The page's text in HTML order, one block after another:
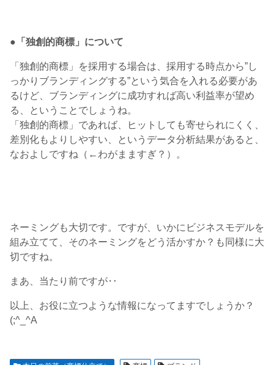
●「独創的商標」について
「独創的商標」を採用する場合は、採用する時点から”し
っかりブランディングする”という気合を入れる必要があ
るけど、ブランディングに成功すれば高い利益率が望め
る、ということでしょうね。
「独創的商標」であれば、ヒットしても寄せられにくく、
差別化もよりしやすい、というデータ分析結果があると、
なおよしですね（←わがまますぎ？）。
ネーミングも大切です。ですが、いかにビジネスモデルを
組み立てて、そのネーミングをどう活かすか？も同様に大
切ですね。
まあ、当たり前ですが‥
以上、お役に立つような情報になってますでしょうか？
(;^_^A